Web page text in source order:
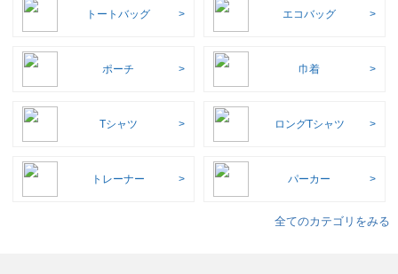
トートバッグ エコバッグ
ポーチ 巾着
Tシャツ ロングTシャツ
トレーナー パーカー
全てのカテゴリをみる